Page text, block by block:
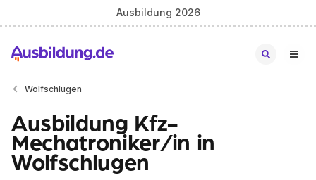
Ausbildung 2026
Wolfschlugen
Ausbildung Kfz-
Mechatroniker/in in
Wolfschlugen